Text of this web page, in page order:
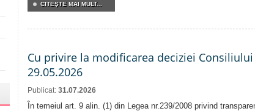
CITEŞTE MAI MULT...
Cu privire la modificarea deciziei
29.05.2026
Publicat: 31.07.2026
În temeiul art. 9 alin. (1) din Legea nr.239/2008 privind